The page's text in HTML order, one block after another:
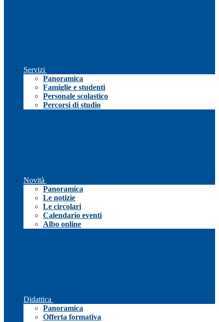
Servizi
Panoramica
Famiglie e studenti
Personale scolastico
Percorsi di studio
Novità
Panoramica
Le notizie
Le circolari
Calendario eventi
Albo online
Didattica
Panoramica
Offerta formativa